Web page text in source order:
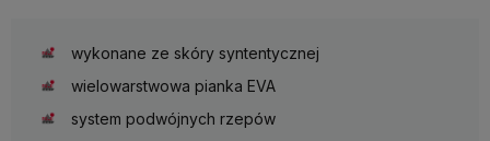
wykonane ze skóry syntentycznej
wielowarstwowa pianka EVA
system podwójnych rzepów